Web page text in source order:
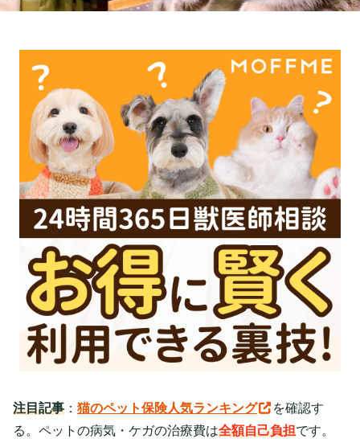
注目記事 ： 猫のペット保険人気ランキング
を確認す
る。ペットの病気・ケガの治療費は全額自己負担です。